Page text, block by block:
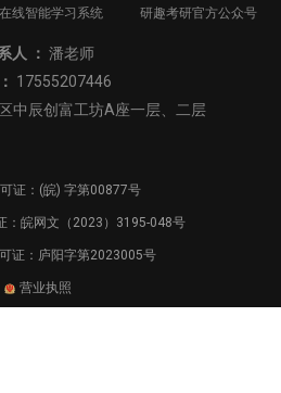
线智能学习系统 研趣考研官方公众号
人 ： 潘老师
17555207446
中辰创富工坊A座一层、二层
证：(皖) 字第00877号
：皖网文（2023）3195-048号
证：庐阳字第2023005号
营业执照